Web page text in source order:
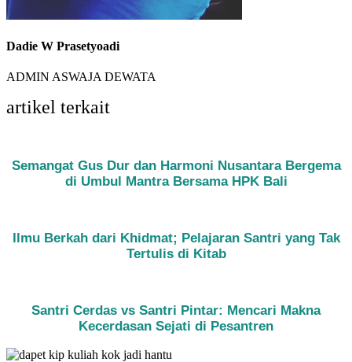
Dadie W Prasetyoadi
ADMIN ASWAJA DEWATA
artikel terkait
Semangat Gus Dur dan Harmoni Nusantara Bergema
di Umbul Mantra Bersama HPK Bali
Ilmu Berkah dari Khidmat; Pelajaran Santri yang Tak
Tertulis di Kitab
Santri Cerdas vs Santri Pintar: Mencari Makna
Kecerdasan Sejati di Pesantren